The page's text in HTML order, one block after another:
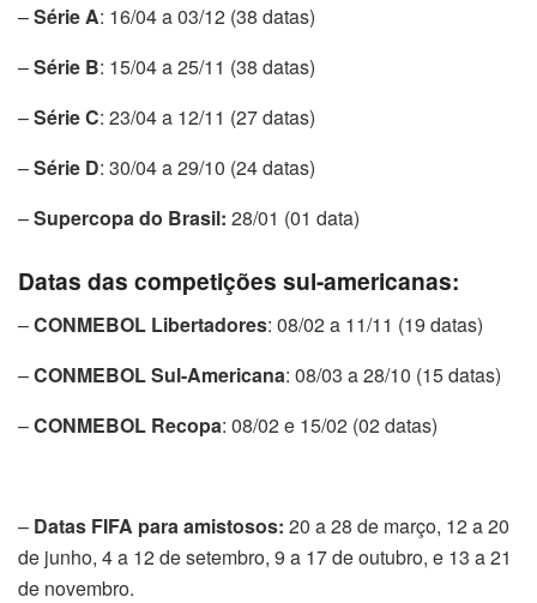
–Série A: 16/04 a 03/12 (38 datas)
–Série B: 15/04 a 25/11 (38 datas)
–Série C: 23/04 a 12/11 (27 datas)
–Série D: 30/04 a 29/10 (24 datas)
–Supercopa do Brasil: 28/01 (01 data)
Datas das competições sul-americanas:
–CONMEBOL Libertadores: 08/02 a 11/11 (19 datas)
–CONMEBOL Sul-Americana: 08/03 a 28/10 (15 datas)
–CONMEBOL Recopa: 08/02 e 15/02 (02 datas)
– Datas FIFA para amistosos: 20 a 28 de março, 12 a 20
de junho, 4 a 12 de setembro, 9 a 17 de outubro, e 13 a 21
de novembro.